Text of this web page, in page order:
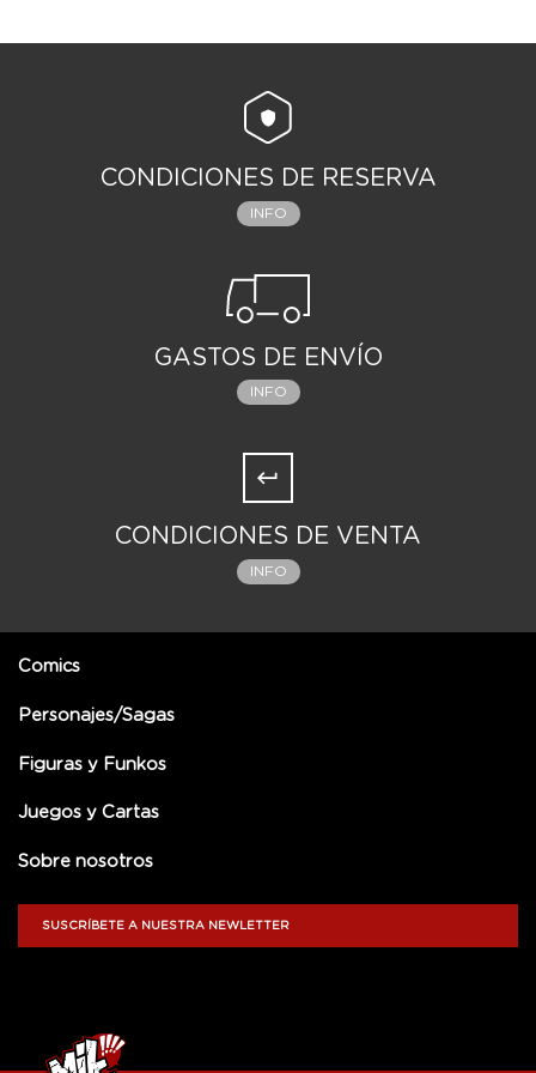
CONDICIONES DE RESERVA
INFO
GASTOS DE ENVÍO
INFO
CONDICIONES DE VENTA
INFO
Comics
Personajes/Sagas
Figuras y Funkos
Juegos y Cartas
Sobre nosotros
SUSCRÍBETE A NUESTRA NEWLETTER